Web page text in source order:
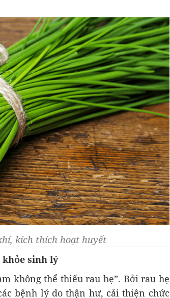
kích thích hoạt huyết
sinh lý
không thể thiếu rau hẹ”. Bởi rau hẹ
bệnh lý do thận hư, cải thiện chức